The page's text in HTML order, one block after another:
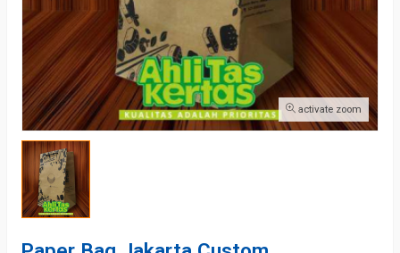
activate zoom